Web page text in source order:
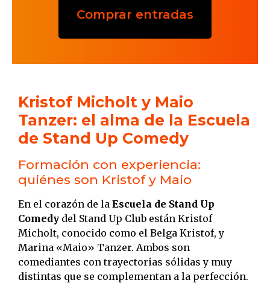
Comprar entradas
Kristof Micholt y Maio
Tanzer: el alma de la Escuela
de Stand Up Comedy
Formación con experiencia:
quiénes son Kristof y Maio
En el corazón de la Escuela de Stand Up
Comedy del Stand Up Club están Kristof
Micholt, conocido como el Belga Kristof, y
Marina «Maio» Tanzer. Ambos son
comediantes con trayectorias sólidas y muy
distintas que se complementan a la perfección.